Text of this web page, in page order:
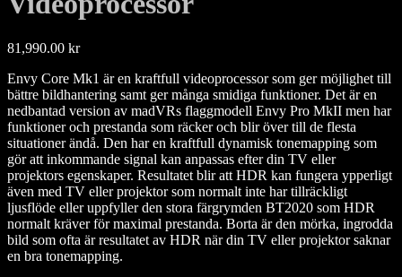
81,990.00 kr
Envy Core Mk1 är en kraftfull videoprocessor som ger möjlighet till
bättre bildhantering samt ger många smidiga funktioner. Det är en
nedbantad version av madVRs flaggmodell Envy Pro MkII men har
funktioner och prestanda som räcker och blir över till de flesta
situationer ändå. Den har en kraftfull dynamisk tonemapping som
gör att inkommande signal kan anpassas efter din TV eller
projektors egenskaper. Resultatet blir att HDR kan fungera ypperligt
även med TV eller projektor som normalt inte har tillräckligt
ljusflöde eller uppfyller den stora färgrymden BT2020 som HDR
normalt kräver för maximal prestanda. Borta är den mörka, ingrodda
bild som ofta är resultatet av HDR när din TV eller projektor saknar
en bra tonemapping.